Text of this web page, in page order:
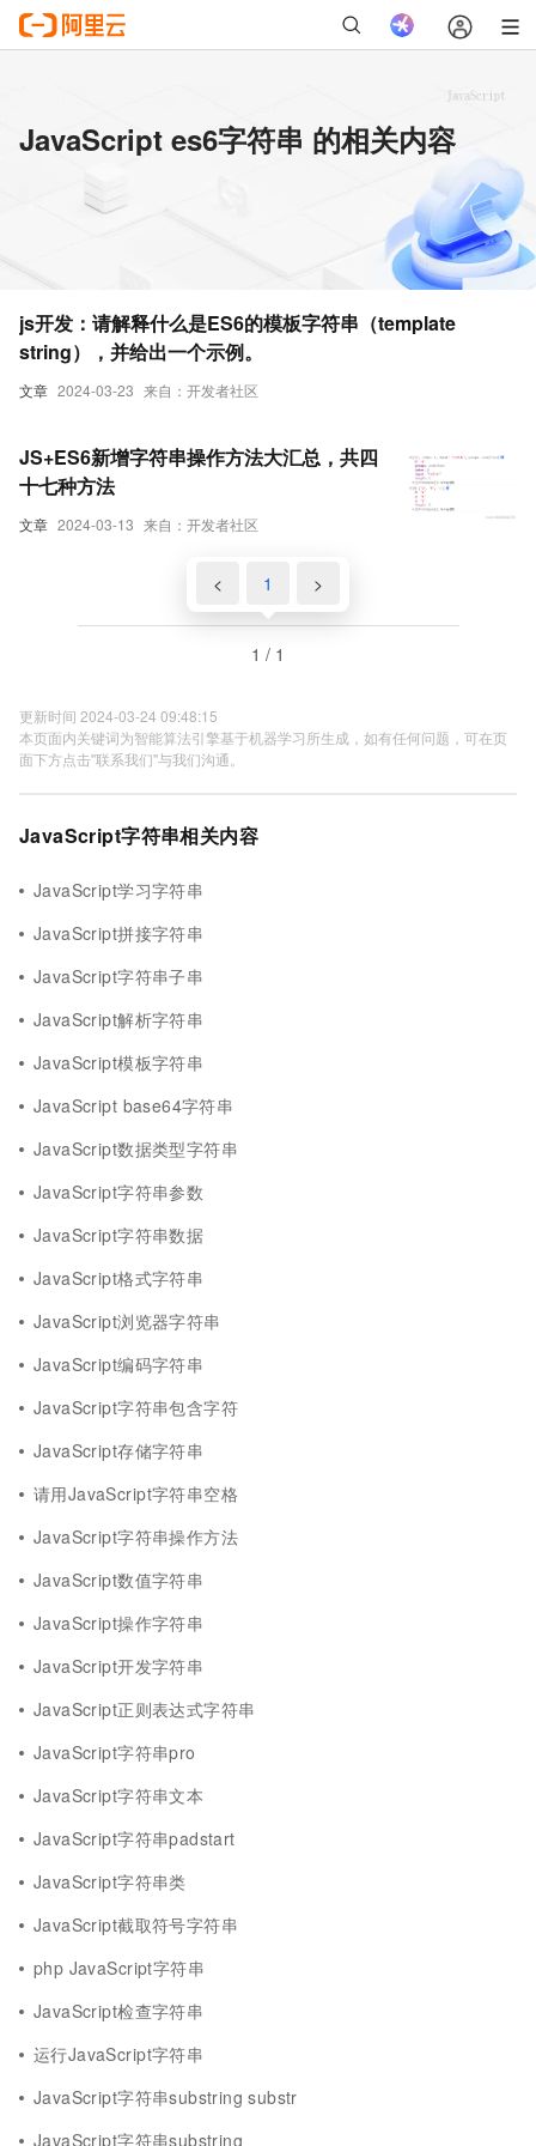
JavaScript es6字符串 的相关内容
文章 2024-03-23 来自：开发者社区
js开发：请解释什么是ES6的模板字符串（template
string），并给出一个示例。
文章 2024-03-13 来自：开发者社区
JS+ES6新增字符串操作方法大汇总，共四
十七种方法
< 1 >
1 / 1
更新时间 2024-03-24 09:48:15
本页面内关键词为智能算法引擎基于机器学习所生成，如有任何问题，可在页
面下方点击"联系我们"与我们沟通。
JavaScript字符串相关内容
JavaScript学习字符串
JavaScript拼接字符串
JavaScript字符串子串
JavaScript解析字符串
JavaScript模板字符串
JavaScript base64字符串
JavaScript数据类型字符串
JavaScript字符串参数
JavaScript字符串数据
JavaScript格式字符串
JavaScript浏览器字符串
JavaScript编码字符串
JavaScript字符串包含字符
JavaScript存储字符串
请用JavaScript字符串空格
JavaScript字符串操作方法
JavaScript数值字符串
JavaScript操作字符串
JavaScript开发字符串
JavaScript正则表达式字符串
JavaScript字符串pro
JavaScript字符串文本
JavaScript字符串padstart
JavaScript字符串类
JavaScript截取符号字符串
php JavaScript字符串
JavaScript检查字符串
运行JavaScript字符串
JavaScript字符串substring substr
JavaScript字符串substring